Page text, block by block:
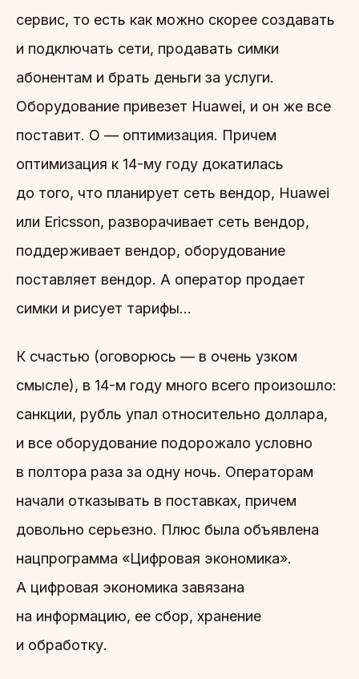
сервис, то есть как можно скорее создавать
и подключать сети, продавать симки
абонентам и брать деньги за услуги.
Оборудование привезет Huawei, и он же все
поставит. О — оптимизация. Причем
оптимизация к 14-му году докатилась
до того, что планирует сеть вендор, Huawei
или Ericsson, разворачивает сеть вендор,
поддерживает вендор, оборудование
поставляет вендор. А оператор продает
симки и рисует тарифы…
К счастью (оговорюсь — в очень узком
смысле), в 14-м году много всего произошло:
санкции, рубль упал относительно доллара,
и все оборудование подорожало условно
в полтора раза за одну ночь. Операторам
начали отказывать в поставках, причем
довольно серьезно. Плюс была объявлена
нацпрограмма «Цифровая экономика».
А цифровая экономика завязана
на информацию, ее сбор, хранение
и обработку.